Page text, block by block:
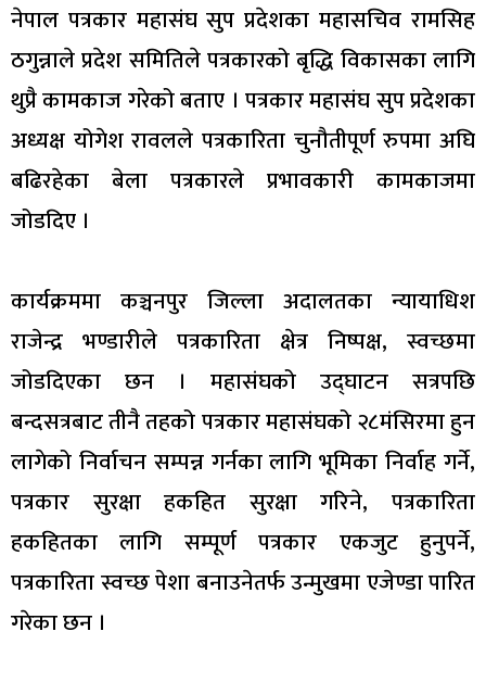
नेपाल पत्रकार महासंघ सुप प्रदेशका महासचिव रामसिह
ठगुन्नाले प्रदेश समितिले पत्रकारको बृद्धि विकासका लागि
थुप्रै कामकाज गरेको बताए । पत्रकार महासंघ सुप प्रदेशका
अध्यक्ष योगेश रावलले पत्रकारिता चुनौतीपूर्ण रुपमा अघि
बढिरहेका बेला पत्रकारले प्रभावकारी कामकाजमा
जोडदिए ।
कार्यक्रममा कञ्चनपुर जिल्ला अदालतका न्यायाधिश
राजेन्द्र भण्डारीले पत्रकारिता क्षेत्र निष्पक्ष, स्वच्छमा
जोडदिएका छन । महासंघको उद्घाटन सत्रपछि
बन्दसत्रबाट तीनै तहको पत्रकार महासंघको २८मंसिरमा हुन
लागेको निर्वाचन सम्पन्न गर्नका लागि भूमिका निर्वाह गर्ने,
पत्रकार सुरक्षा हकहित सुरक्षा गरिने, पत्रकारिता
हकहितका लागि सम्पूर्ण पत्रकार एकजुट हुनुपर्ने,
पत्रकारिता स्वच्छ पेशा बनाउनेतर्फ उन्मुखमा एजेण्डा पारित
गरेका छन ।